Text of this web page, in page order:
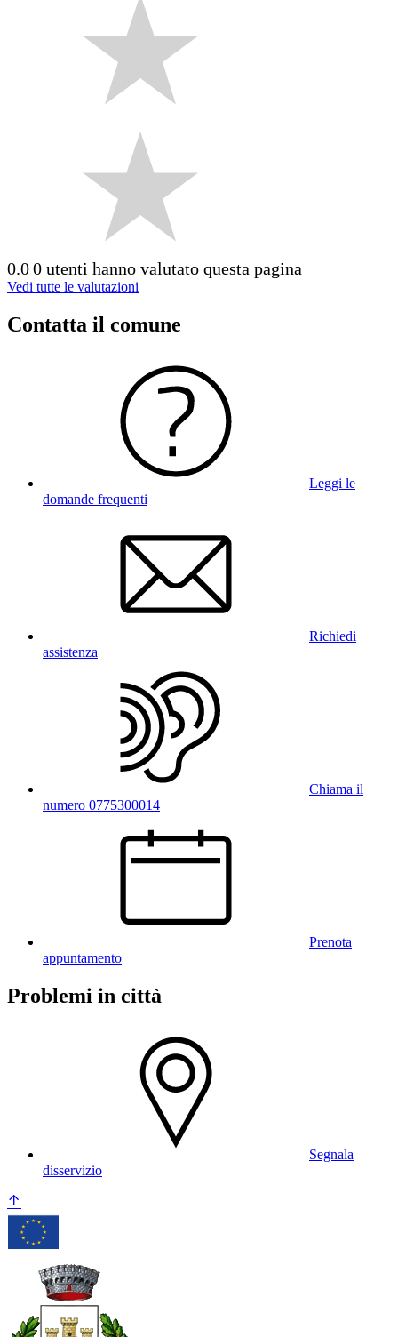
0.00 utenti hanno valutato questa pagina
Vedi tutte le valutazioni
Contatta il comune
Leggi le
domande frequenti
Richiedi
assistenza
Chiama il
numero 0775300014
Prenota
appuntamento
Problemi in città
Segnala
disservizio